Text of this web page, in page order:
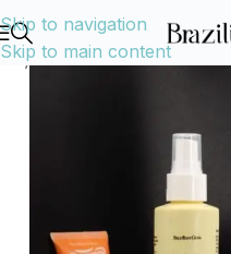
Skip to navigation
Skip to main content
Accueil Shop Nos